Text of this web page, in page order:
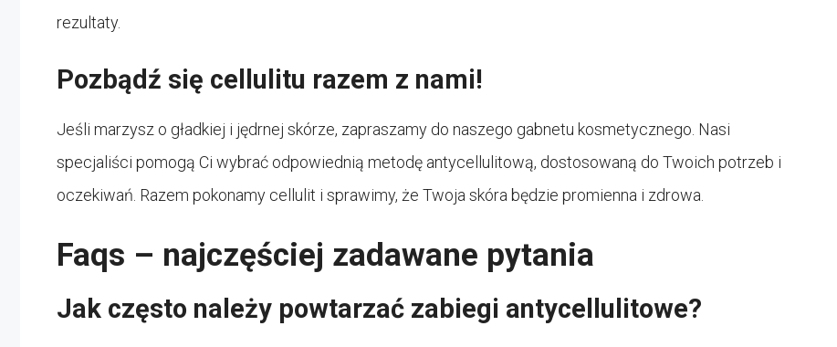
rezultaty.
Pozbądź się cellulitu razem z nami!
Jeśli marzysz o gładkiej i jędrnej skórze, zapraszamy do naszego gabnetu kosmetycznego. Nasi
specjaliści pomogą Ci wybrać odpowiednią metodę antycellulitową, dostosowaną do Twoich potrzeb i
oczekiwań. Razem pokonamy cellulit i sprawimy, że Twoja skóra będzie promienna i zdrowa.
Faqs – najczęściej zadawane pytania
Jak często należy powtarzać zabiegi antycellulitowe?